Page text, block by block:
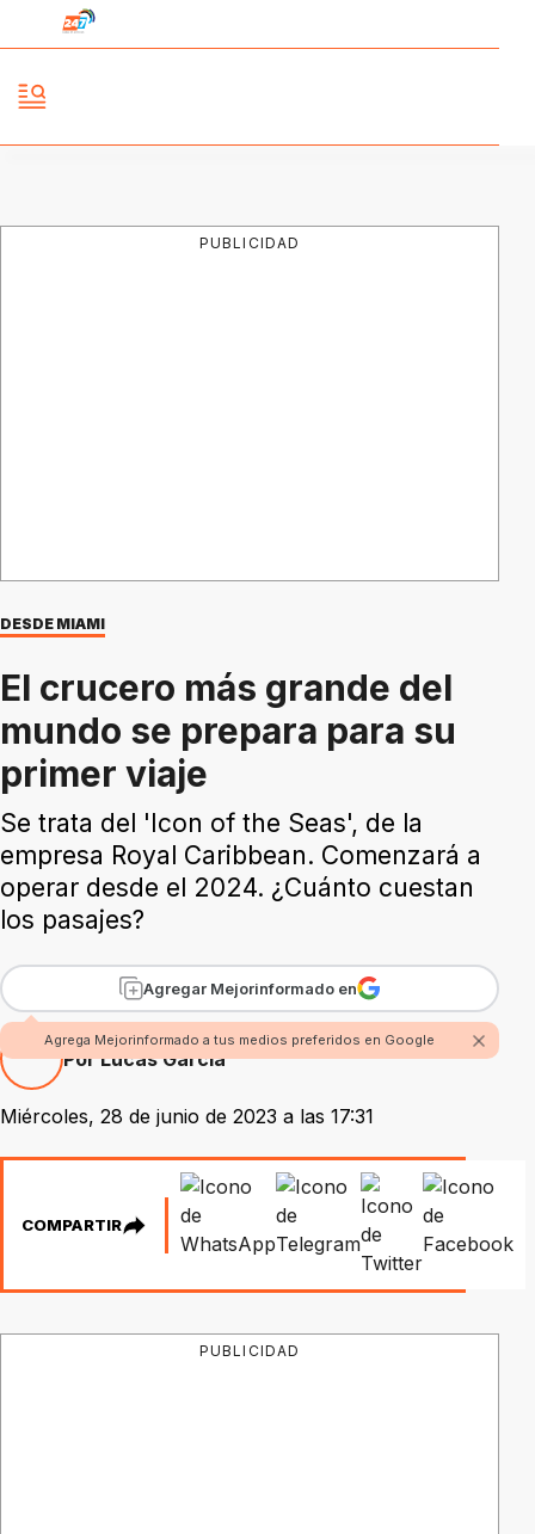
PUBLICIDAD
DESDE MIAMI
El crucero más grande del
mundo se prepara para su
primer viaje
Se trata del 'Icon of the Seas', de la
empresa Royal Caribbean. Comenzará a
operar desde el 2024. ¿Cuánto cuestan
los pasajes?
Agregar Mejorinformado en
Agrega Mejorinformado a tus medios preferidos en Google
Por Lucas García
Miércoles, 28 de junio de 2023 a las 17:31
COMPARTIR
PUBLICIDAD